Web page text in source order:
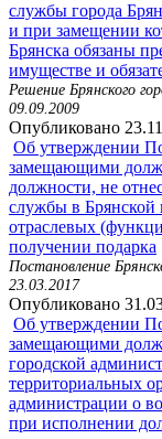
службы города
и при замещении
Брянска обязаны
имуществе и
Решение Брянского
09.09.2009
Опубликовано
Об утверждении
замещающими
должности, не
службы в Брянской
отраслевых
получении подарка
Постановление
23.03.2017
Опубликовано
Об утверждении
замещающими
городской
территориальных
администрации о
при исполнении